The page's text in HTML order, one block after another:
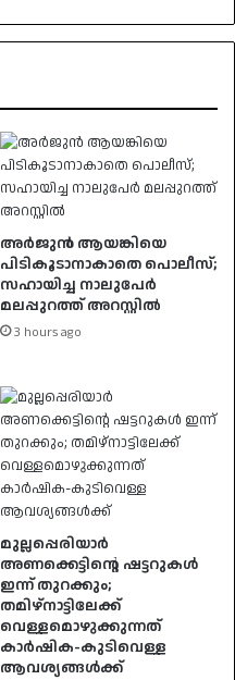
അർജുൻ ആയങ്കിയെ
പിടികൂടാനാകാതെ പൊലീസ്;
സഹായിച്ച നാലുപേർ
മലപ്പുറത്ത് അറസ്റ്റിൽ
3 hours ago
മുല്ലപ്പെരിയാർ
അണക്കെട്ടിന്റെ ഷട്ടറുകൾ
ഇന്ന് തുറക്കും;
തമിഴ്‌നാട്ടിലേക്ക്
വെള്ളമൊഴുക്കുന്നത്
കാർഷിക-കുടിവെള്ള
ആവശ്യങ്ങൾക്ക്